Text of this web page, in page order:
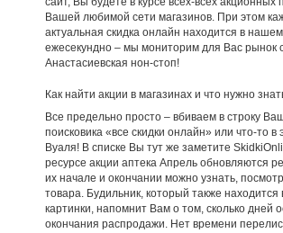
Вашей любимой сети магазинов. При этом
актуальная скидка онлайн находится в
ежесекундно – мы мониторим для Вас рынок
Анастасиевская нон-стоп!
Как найти акции в магазинах и что нужно
Все предельно просто – вбиваем в строку
поисковика «все скидки онлайн» или что-то в
Вуаля! В списке Вы тут же заметите
ресурсе акции аптека Апрель обновляются
их начале и окончании можно узнать,
товара. Будильник, который также находится
картинки, напомнит Вам о том, сколько дней
окончания распродажи. Нет времени